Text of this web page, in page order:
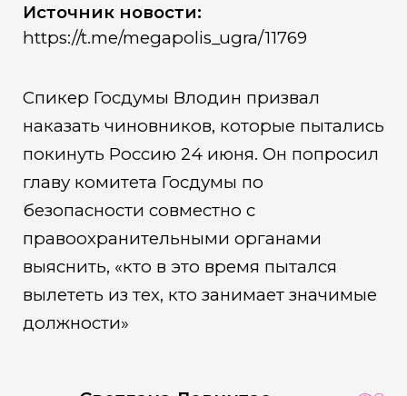
Источник новости:
https://t.me/megapolis_ugra/11769
Спикер Госдумы Влодин призвал
наказать чиновников, которые пытались
покинуть Россию 24 июня. Он попросил
главу комитета Госдумы по
безопасности совместно с
правоохранительными органами
выяснить, «кто в это время пытался
вылететь из тех, кто занимает значимые
должности»